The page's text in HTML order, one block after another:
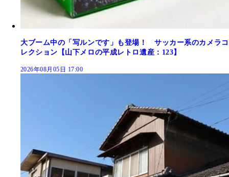
大ブーム中の「写ルンです」も登場！ サッカー系のカメラコ
レクション【山下メロの平成レトロ遺産：123】
2026年08月05日 17:00